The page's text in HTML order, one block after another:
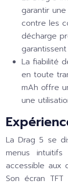
garantir
contre les
décharge
La fiabilité
en toute
mAh offre
une
La Drag 5 se
menus
accessible aux
Son écran